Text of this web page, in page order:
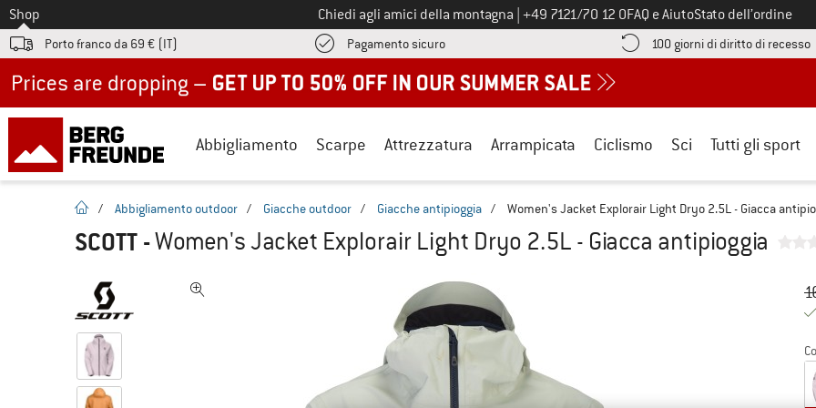
Allo
Shop Chiedi agli amici della montagna Chiamaci al numero
+49 7121/70 12 0FAQ e AiutoStato dell’ordine
Porto franco da 69 € (IT) Pagamento sicuroQui trovi le informazioni di pagamento! Si apre in una casella
100 giorni di diritto di recesso
Abbigliamento Scarpe Attrezzatura Arrampicata Ciclismo Sci Tutti gli sport
pagina iniziale
/ Abbigliamento outdoor / Giacche outdoor / Giacche antipioggia / Women's Jacket Explorair Light Dryo 2.5L - Giacca
SCOTT -Women's Jacket Explorair Light Dryo 2.5L - Giacca antipioggia